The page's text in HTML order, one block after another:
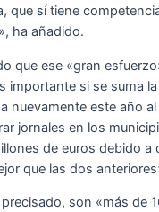
que sí tiene
ha añadido.
que ese «gran
importante si se suma
nuevamente este año
jornales en los
de euros debido a
que las dos
son «más de